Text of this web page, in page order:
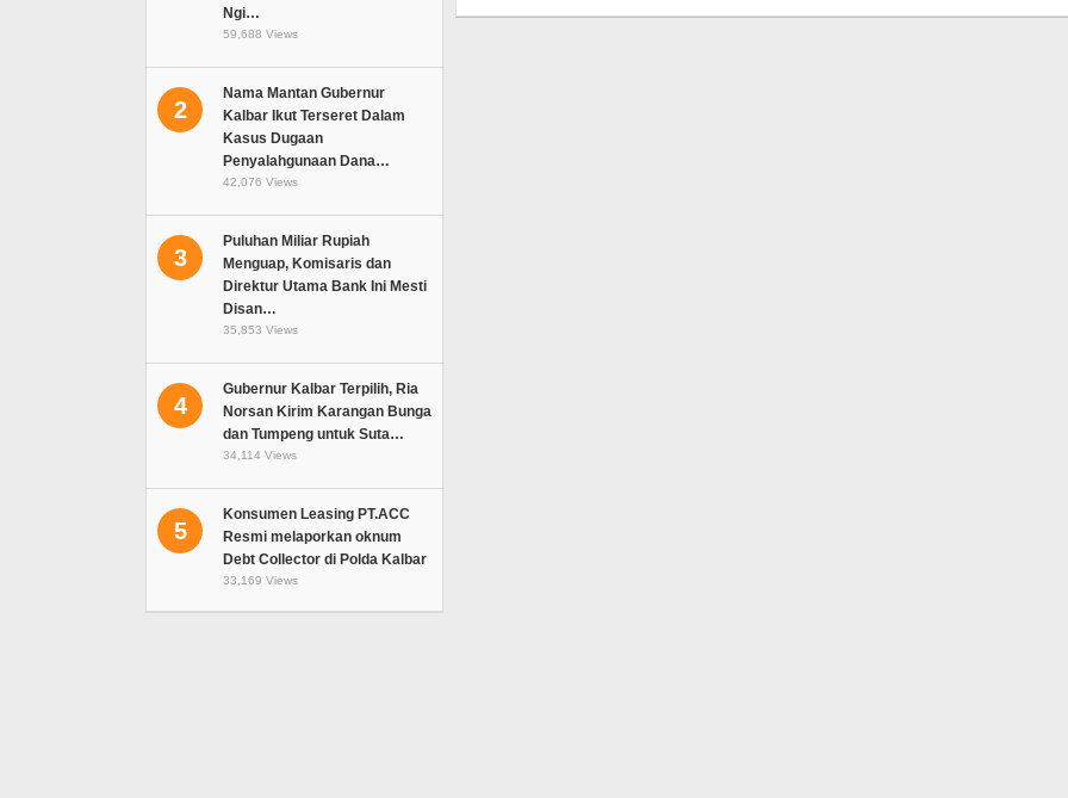
Ngi…
59,688 Views
2
Nama Mantan Gubernur
Kalbar Ikut Terseret Dalam
Kasus Dugaan
Penyalahgunaan Dana…
42,076 Views
3
Puluhan Miliar Rupiah
Menguap, Komisaris dan
Direktur Utama Bank Ini Mesti
Disan…
35,853 Views
4
Gubernur Kalbar Terpilih, Ria
Norsan Kirim Karangan Bunga
dan Tumpeng untuk Suta…
34,114 Views
5
Konsumen Leasing PT.ACC
Resmi melaporkan oknum
Debt Collector di Polda Kalbar
33,169 Views